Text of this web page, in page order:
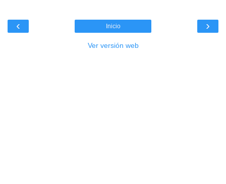
‹ ›
Inicio
Ver versión web